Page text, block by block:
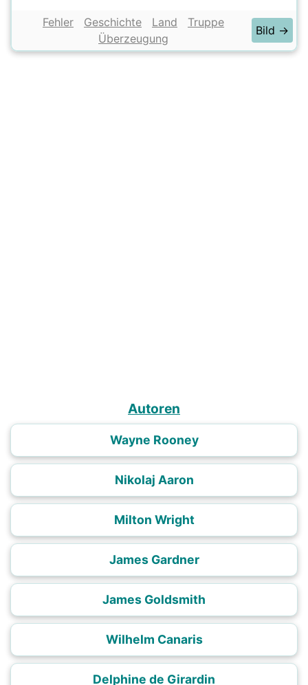
Fehler Geschichte Land
Truppe
Überzeugung
Bild →
Autoren
Wayne Rooney
Nikolaj Aaron
Milton Wright
James Gardner
James Goldsmith
Wilhelm Canaris
Delphine de Girardin